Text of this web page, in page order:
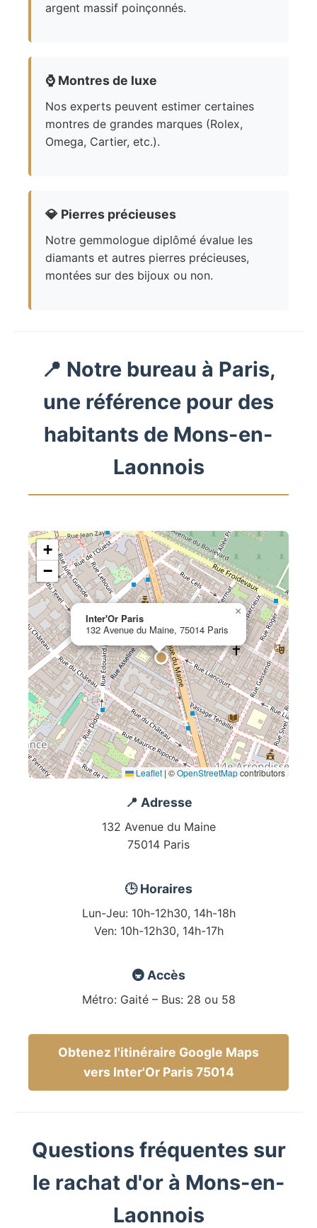
argent massif poinçonnés.
⌚ Montres de luxe
Nos experts peuvent estimer certaines
montres de grandes marques (Rolex,
Omega, Cartier, etc.).
💎 Pierres précieuses
Notre gemmologue diplômé évalue les
diamants et autres pierres précieuses,
montées sur des bijoux ou non.
📍 Notre bureau à Paris,
une référence pour des
habitants de Mons-en-
Laonnois
Inter'Or Paris
132 Avenue du Maine, 75014 Paris
×
+
−
Leaflet | ©OpenStreetMapcontributors
📍 Adresse
132 Avenue du Maine
75014 Paris
🕒 Horaires
Lun-Jeu: 10h-12h30, 14h-18h
Ven: 10h-12h30, 14h-17h
🚇 Accès
Métro: Gaité – Bus: 28 ou 58
Obtenez l'itinéraire Google Maps
vers Inter'Or Paris 75014
Questions fréquentes sur
le rachat d'or à Mons-en-
Laonnois